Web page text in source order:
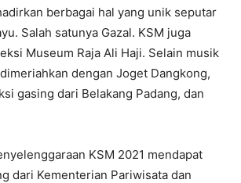
berbagai hal yang unik seputar
Salah satunya Gazal. KSM juga
Museum Raja Ali Haji. Selain musik
dengan Joget Dangkong,
gasing dari Belakang Padang, dan
KSM 2021 mendapat
dari Kementerian Pariwisata dan